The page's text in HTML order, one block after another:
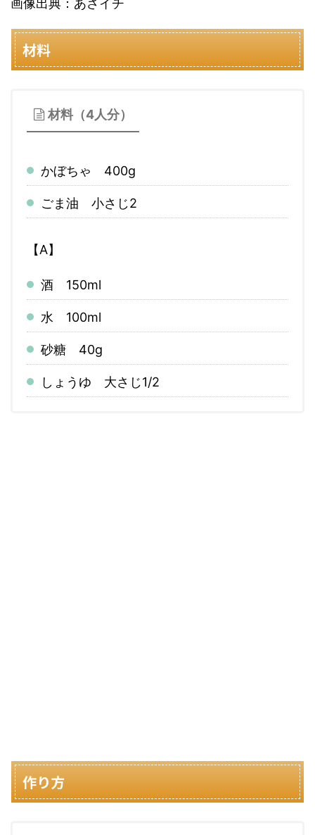
材料
材料（4人分）
かぼちゃ 400g
ごま油 小さじ2
【A】
酒 150ml
水 100ml
砂糖 40g
しょうゆ 大さじ1/2
作り方